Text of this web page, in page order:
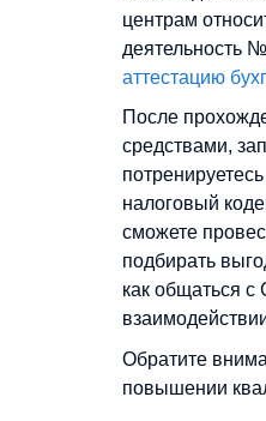
центрам
деятельность
аттестацию
После
средствами,
налоговый
сможете
подбирать
как общаться
Обратите
повышении